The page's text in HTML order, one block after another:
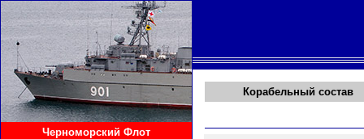
Черноморский Флот
Корабельный состав